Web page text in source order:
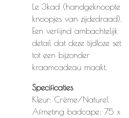
Le 3kad (handgeknoopte
knoopjes van zijdedraad).
Een verfijnd ambachtelijk
detail dat deze tijdloze set
tot een bijzonder
kraamcadeau maakt.
Specificaties
Kleur: Crème/Naturel
Afmeting badcape: 75 x